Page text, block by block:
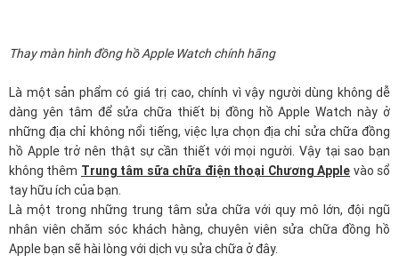
Thay màn hình đồng hồ Apple Watch chính hãng
Là một sản phẩm có giá trị cao, chính vì vậy người dùng không dễ
dàng yên tâm để sửa chữa thiết bị đồng hồ Apple Watch này ở
những địa chỉ không nổi tiếng, việc lựa chọn địa chỉ sửa chữa đồng
hồ Apple trở nên thật sự cần thiết với mọi người. Vậy tại sao bạn
không thêm Trung tâm sữa chữa điện thoại Chương Apple vào sổ
tay hữu ích của bạn.
Là một trong những trung tâm sửa chữa với quy mô lớn, đội ngũ
nhân viên chăm sóc khách hàng, chuyên viên sửa chữa đồng hồ
Apple bạn sẽ hài lòng với dịch vụ sửa chữa ở đây.